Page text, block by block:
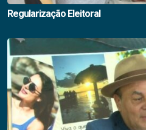
Regularização Eleitoral